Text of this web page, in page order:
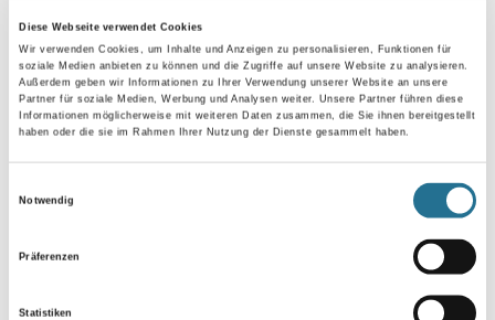
Diese Webseite verwendet Cookies
Wir verwenden Cookies, um Inhalte und Anzeigen zu personalisieren, Funktionen für
soziale Medien anbieten zu können und die Zugriffe auf unsere Website zu analysieren.
Außerdem geben wir Informationen zu Ihrer Verwendung unserer Website an unsere
Partner für soziale Medien, Werbung und Analysen weiter. Unsere Partner führen diese
Informationen möglicherweise mit weiteren Daten zusammen, die Sie ihnen bereitgestellt
haben oder die sie im Rahmen Ihrer Nutzung der Dienste gesammelt haben.
Notwendig
Präferenzen
Statistiken
Breite in centimeter
Gebinde
Umrechnungsfaktoren